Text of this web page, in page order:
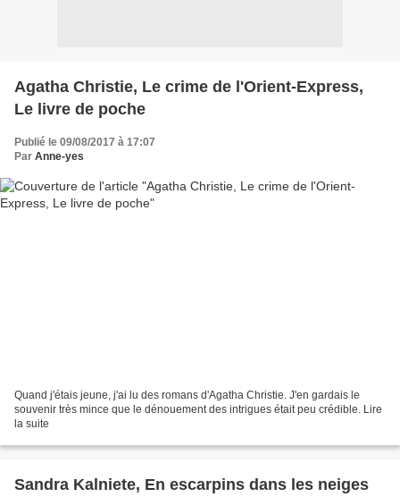
Agatha Christie, Le crime de l'Orient-Express,
Le livre de poche
Publié le 09/08/2017 à 17:07
Par Anne-yes
Quand j'étais jeune, j'ai lu des romans d'Agatha Christie. J'en gardais le
souvenir très mince que le dénouement des intrigues était peu crédible. Lire
la suite
Sandra Kalniete, En escarpins dans les neiges